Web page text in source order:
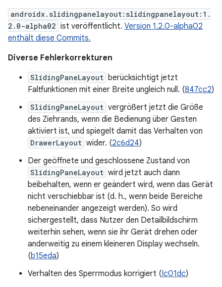
androidx.slidingpanelayout:slidingpanelayout:1.
2.0-alpha02 ist veröffentlicht. Version 1.2.0-alpha02
enthält diese Commits.
Diverse Fehlerkorrekturen
SlidingPaneLayout berücksichtigt jetzt
Faltfunktionen mit einer Breite ungleich null. (847cc2)
SlidingPaneLayout vergrößert jetzt die Größe
des Ziehrands, wenn die Bedienung über Gesten
aktiviert ist, und spiegelt damit das Verhalten von
DrawerLayout wider. (2c6d24)
Der geöffnete und geschlossene Zustand von
SlidingPaneLayout wird jetzt auch dann
beibehalten, wenn er geändert wird, wenn das Gerät
nicht verschiebbar ist (d. h., wenn beide Bereiche
nebeneinander angezeigt werden). So wird
sichergestellt, dass Nutzer den Detailbildschirm
weiterhin sehen, wenn sie ihr Gerät drehen oder
anderweitig zu einem kleineren Display wechseln.
(b15eda)
Verhalten des Sperrmodus korrigiert (Ic01dc)